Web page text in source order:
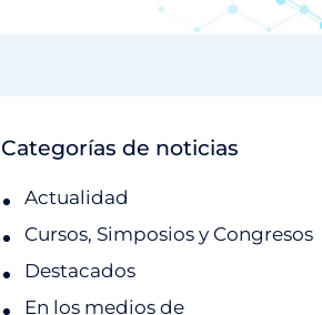
Categorías de noticias
Actualidad
Cursos, Simposios y Congresos
Destacados
En los medios de